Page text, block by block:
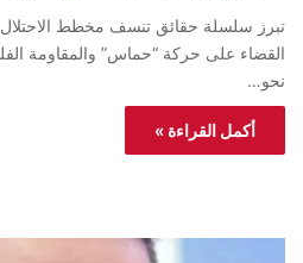
تبرز سلسلة حقائق تنسف مخطط الاحتلال
القضاء على حركة “حماس” والمقاومة
نحو…
أكمل القراءة »